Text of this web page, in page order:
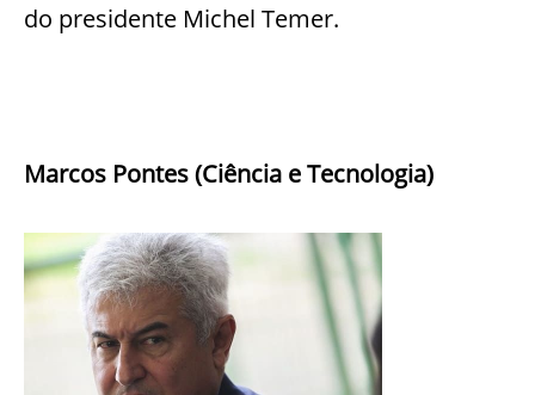
do presidente Michel Temer.
Marcos Pontes (Ciência e Tecnologia)